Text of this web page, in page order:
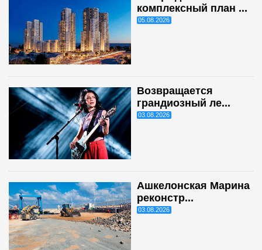
комплексный план ...
05.08.2026
Возвращается
грандиозный ле...
03.08.2026
Ашкелонская Марина
реконстр...
03.08.2026